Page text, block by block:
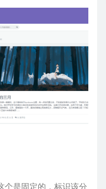
个是固定的，标识该分